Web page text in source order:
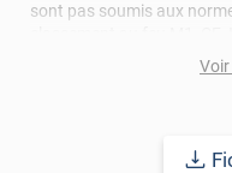
sont pas soumis aux
TABER TEST, VOC.
fiche technique ou à
Durabilité : 5 à 8 ans en